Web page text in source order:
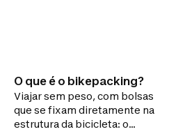
O que é o bikepacking?
Viajar sem peso, com bolsas
que se fixam diretamente na
estrutura da bicicleta: o